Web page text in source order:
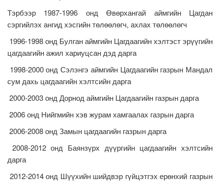
Тэрбээр 1987-1996 онд Өвөрхангай аймгийн Цагдан
сэргийлэх ангид хэсгийн төлөөлөгч, ахлах төлөөлөгч
1996-1998 онд Булган аймгийн Цагдаагийн хэлтэст эрүүгийн
цагдаагийн ажил хариуцсан дэд дарга
1998-2000 онд Сэлэнгэ аймгийн Цагдаагийн газрын Мандал
сум дахь цагдаагийн хэлтсийн дарга
2000-2003 онд Дорнод аймгийн Цагдаагийн газрын дарга
2006 онд Нийгмийн хэв журам хамгаалах газрын дарга
2006-2008 онд Замын цагдаагийн газрын дарга
2008-2012 онд Баянзүрх дүүргийн цагдаагийн хэлтсийн
дарга
2012-2014 онд Шүүхийн шийдвэр гүйцэтгэх ерөнхий газрын